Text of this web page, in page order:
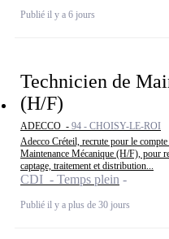
Publié il y a 6 jours
Technicien de
(H/F)
ADECCO - 94 - CHOISY-LE-ROI
Adecco Créteil, recrute pour le
Maintenance Mécanique (H/F), pour
captage, traitement et distribution...
CDI - Temps plein
Publié il y a plus de 30 jours